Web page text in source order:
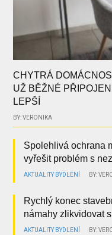
CHYTRÁ
UŽ BĚŽNÉ
LEPŠÍ
BY: VERONIKA
Spolehlivá ochrana
vyřešit problém s
AKTUALITY BYDLENÍ BY:
Rychlý konec
námahy zlikvidovat
AKTUALITY BYDLENÍ BY: